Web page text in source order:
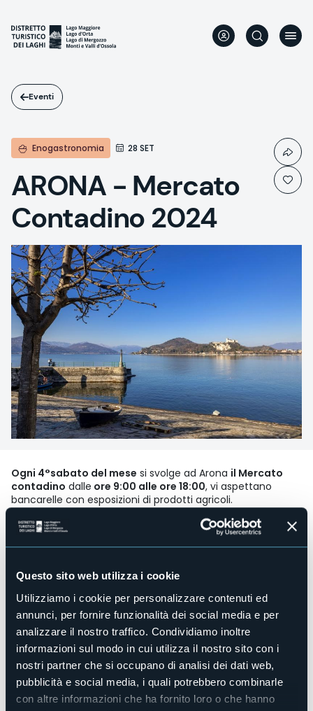
Questo sito web utilizza i cookie
Utilizziamo i cookie per personalizzare contenuti ed
annunci, per fornire funzionalità dei social media e per
analizzare il nostro traffico. Condividiamo inoltre
informazioni sul modo in cui utilizza il nostro sito con i
nostri partner che si occupano di analisi dei dati web,
pubblicità e social media, i quali potrebbero combinarle
con altre informazioni che ha fornito loro o che hanno
contenuto
principale
Eventi
Enogastronomia 28 SET
ARONA - Mercato
Contadino 2024
Ogni 4°sabato del mese si svolge ad Arona il Mercato
contadino dalle ore 9:00 alle ore 18:00, vi aspettano
bancarelle con esposizioni di prodotti agricoli.
Credito fotografico: Archivio Fotografico Distretto Turistico
dei Laghi, Ph: Marco Benedetto Cerini
Organizzatore
Luogo dell'evento
Lungolago Nassiriya
Telefono
+39 0322 243601 / + 39 333 7730636
E-mail
turismo.arona@comune.arona.no.it
ilcrivello@gmail.com
Sito web